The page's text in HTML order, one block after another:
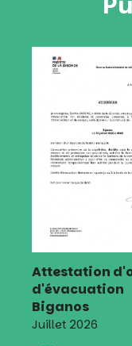
Attestation
d'évacuation
Biganos
Juillet 2026